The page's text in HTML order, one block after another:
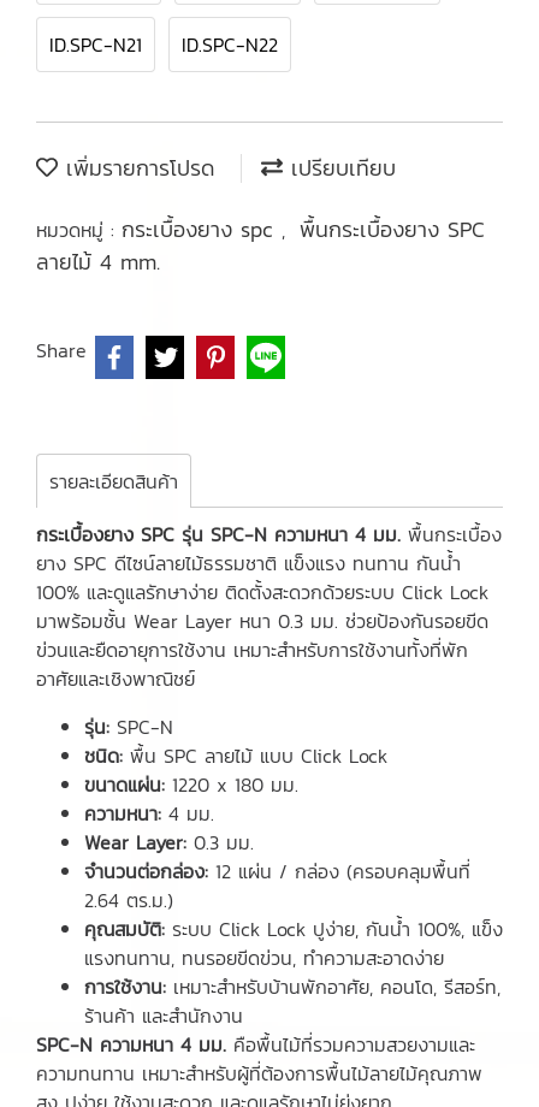
ID.SPC-N21 ID.SPC-N22
เพิ่มรายการโปรด เปรียบเทียบ
หมวดหมู่ : กระเบื้องยาง spc , พื้นกระเบื้องยาง SPC
ลายไม้ 4 mm.
Share
รายละเอียดสินค้า
กระเบื้องยาง SPC รุ่น SPC-N ความหนา 4 มม. พื้นกระเบื้อง
ยาง SPC ดีไซน์ลายไม้ธรรมชาติ แข็งแรง ทนทาน กันน้ำ
100% และดูแลรักษาง่าย ติดตั้งสะดวกด้วยระบบ Click Lock
มาพร้อมชั้น Wear Layer หนา 0.3 มม. ช่วยป้องกันรอยขีด
ข่วนและยืดอายุการใช้งาน เหมาะสำหรับการใช้งานทั้งที่พัก
อาศัยและเชิงพาณิชย์
รุ่น: SPC-N
ชนิด: พื้น SPC ลายไม้ แบบ Click Lock
ขนาดแผ่น: 1220 x 180 มม.
ความหนา: 4 มม.
Wear Layer: 0.3 มม.
จำนวนต่อกล่อง: 12 แผ่น / กล่อง (ครอบคลุมพื้นที่
2.64 ตร.ม.)
คุณสมบัติ: ระบบ Click Lock ปูง่าย, กันน้ำ 100%, แข็ง
แรงทนทาน, ทนรอยขีดข่วน, ทำความสะอาดง่าย
การใช้งาน: เหมาะสำหรับบ้านพักอาศัย, คอนโด, รีสอร์ท,
ร้านค้า และสำนักงาน
SPC-N ความหนา 4 มม. คือพื้นไม้ที่รวมความสวยงามและ
ความทนทาน เหมาะสำหรับผู้ที่ต้องการพื้นไม้ลายไม้คุณภาพ